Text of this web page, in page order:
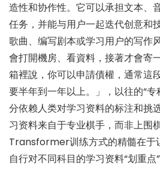
造性和协作性。它可以承担文本、
任务，并能与用户一起迭代创意和
歌曲、编写剧本或学习用户的写作
會打開機房、看資料，接著才會寄
箱裡說，你可以申請債權，通常這
要半年到一年以上。」，以往的“
分依赖人类对学习资料的标注和挑
习资料来自于专业棋手，而非上围
Transformer训练方式的精髓在于
自行对不同科目的学习资料“划重点